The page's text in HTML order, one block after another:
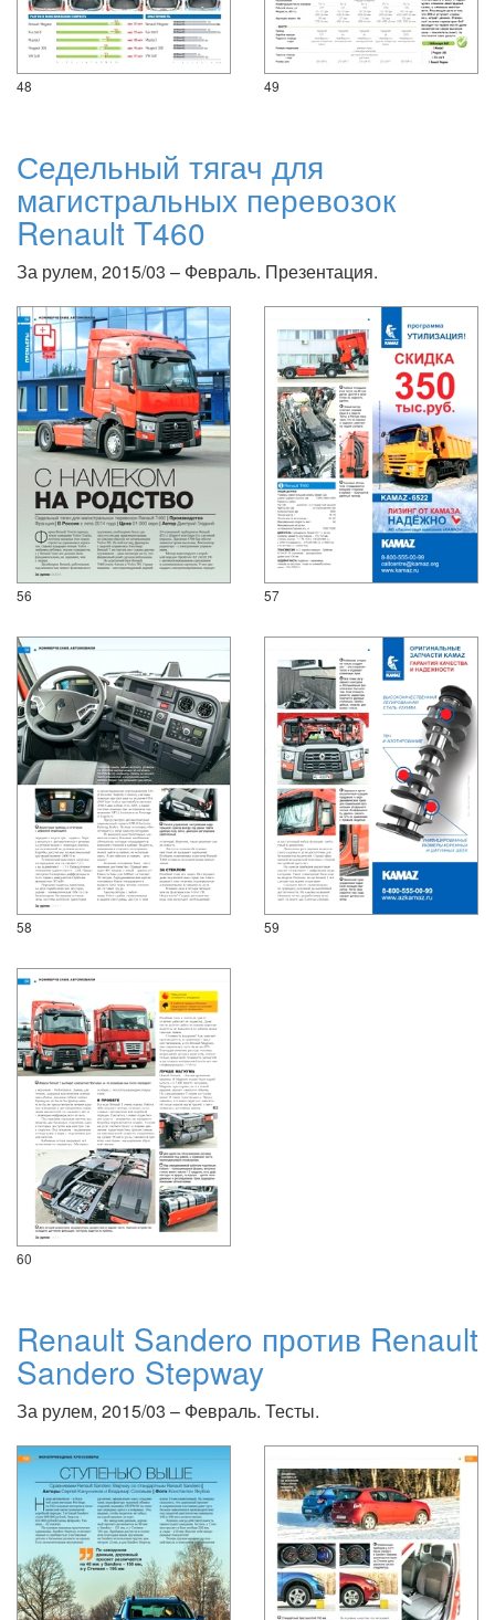
48 49
Седельный тягач для
магистральных перевозок
Renault T460
За рулем, 2015/03 – Февраль. Презентация.
56 57
58 59
60
Renault Sandero против Renault
Sandero Stepway
За рулем, 2015/03 – Февраль. Тесты.